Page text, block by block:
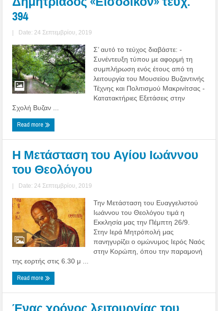
394
| Date: 24 Σεπτεμβρίου, 2019
Σ’ αυτό το τεύχος διαβάστε: -
Συνέντευξη τύπου με αφορμή τη
συμπλήρωση ενός έτους από τη
λειτουργία του Μουσείου Βυζαντινής
Τέχνης και Πολιτισμού Μακρινίτσας -
Κατατακτήριες Εξετάσεις στην
Σχολή Βυζαν ...
Read more
Η Μετάσταση του Αγίου Ιωάννου
του Θεολόγου
| Date: 24 Σεπτεμβρίου, 2019
Την Μετάσταση του Ευαγγελιστού
Ιωάννου του Θεολόγου τιμά η
Εκκλησία μας την Πέμπτη 26/9.
Στην Ιερά Μητρόπολή μας
πανηγυρίζει ο ομώνυμος Ιερός Ναός
στην Κορώπη, όπου την παραμονή
της εορτής στις 6.30 μ ...
Read more